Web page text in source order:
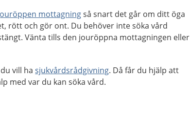
mottagningså snart det går om ditt öga
rött och gör ont. Du behöver inte söka vård
Vänta tills den jouröppna mottagningen eller
vill hasjukvårdsrådgivning. Då får du hjälp att
med var du kan söka vård.